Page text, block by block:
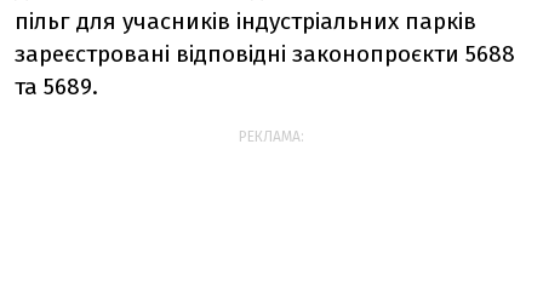
пільг для учасників індустріальних парків
зареєстровані відповідні законопроєкти 5688
та 5689.
РЕКЛАМА: